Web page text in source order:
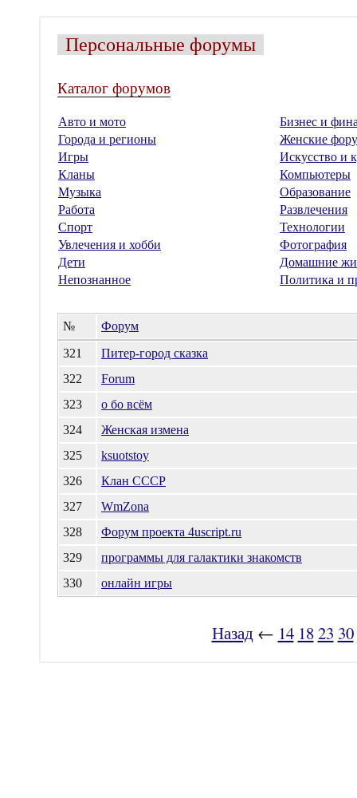
Персональные форумы
Каталог форумов
Авто и мото
Бизнес и
Города и регионы
Женские
Игры
Искусство и
Кланы
Компьютеры
Музыка
Образование
Работа
Развлечения
Спорт
Технологии
Увлечения и хобби
Фотография
Дети
Домашние
Непознанное
Политика и
№
Форум
321
Питер-город сказка
322
Forum
323
о бо всём
324
Женская измена
325
ksuotstoy
326
Клан СССР
327
WmZona
328
Форум проекта 4uscript.ru
329
программы для галактики знакомств
330
онлайн игры
Назад← 14 1823 30